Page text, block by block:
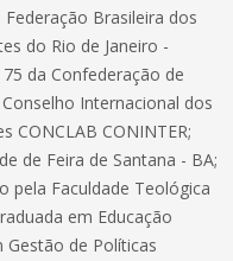
Brasileira dos
do Rio de Janeiro -
da Confederação de
Internacional dos
CONCLAB CONINTER;
de Feira de Santana - BA;
pela Faculdade Teológica
em Educação
Gestão de Políticas